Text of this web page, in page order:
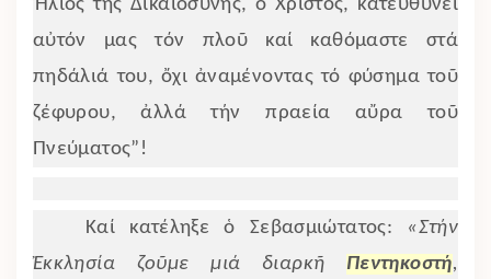
Ἥλιος τῆς Δικαιοσύνης, ὁ Χριστός, κατευθύνει
αὐτόν μας τόν πλοῦ καί καθόμαστε στά
πηδάλιά του, ὄχι ἀναμένοντας τό φύσημα τοῦ
ζέφυρου, ἀλλά τήν πραεία αὔρα τοῦ
Πνεύματος”!
Καί κατέληξε ὁ Σεβασμιώτατος: «Στήν
Ἐκκλησία ζοῦμε μιά διαρκῆ Πεντηκοστή,